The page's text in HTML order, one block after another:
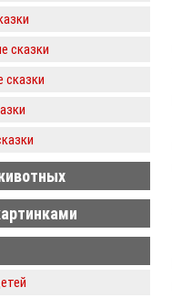
сказки
сказки